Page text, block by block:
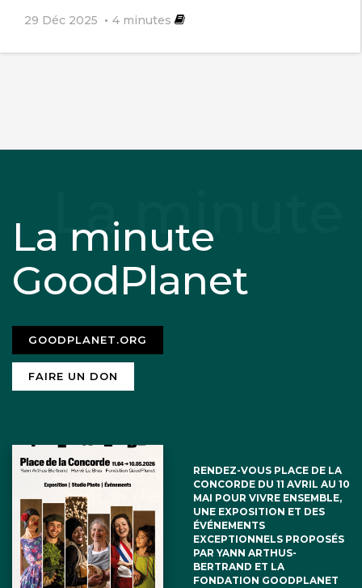
29 Déc 2025 4 minutes
La minute
GoodPlanet
GOODPLANET.ORG
FAIRE UN DON
RENDEZ-VOUS PLACE DE LA
CONCORDE DU 11 AVRIL AU 10
MAI POUR VIVRE ENSEMBLE,
UNE EXPOSITION ET DES
ÉVÉNEMENTS
EXCEPTIONNELS PROPOSÉS
PAR YANN ARTHUS-
BERTRAND ET LA
FONDATION GOODPLANET